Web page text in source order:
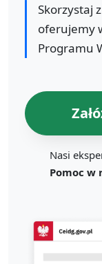
Skorzystaj
oferujemy
Programu
Nasi
Pomoc w